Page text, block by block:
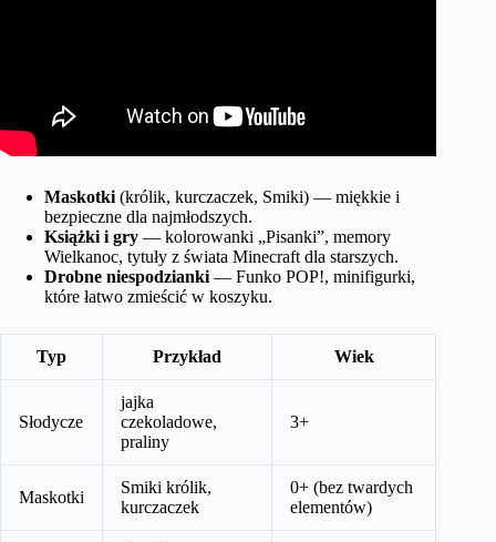
Maskotki (królik, kurczaczek, Smiki) — miękkie i
bezpieczne dla najmłodszych.
Książki i gry — kolorowanki „Pisanki”, memory
Wielkanoc, tytuły z świata Minecraft dla starszych.
Drobne niespodzianki — Funko POP!, minifigurki,
które łatwo zmieścić w koszyku.
Typ Przykład Wiek
Słodycze
jajka
czekoladowe,
praliny
3+
Maskotki
Smiki królik,
kurczaczek
0+ (bez twardych
elementów)